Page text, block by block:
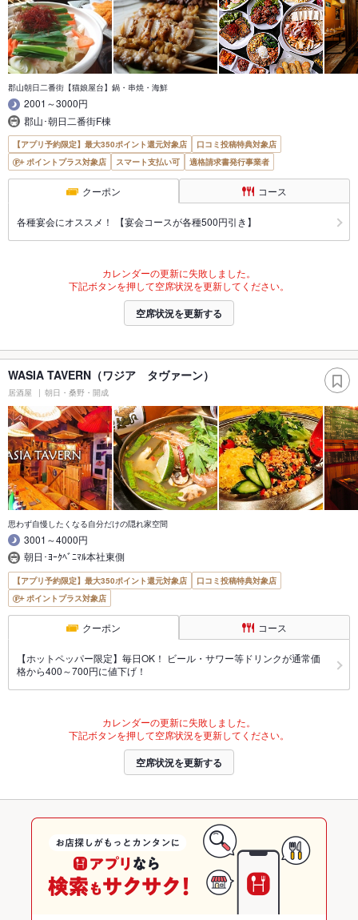
郡山朝日二番街【猫娘屋台】鍋・串焼・海鮮
2001～3000円
郡山･朝日二番街F棟
【アプリ予約限定】最大350ポイント還元対象店
口コミ投稿特典対象店
ポイントプラス対象店
スマート支払い可 適格請求書発行事業者
クーポン コース
各種宴会にオススメ！ 【宴会コースが各種500円引き】
カレンダーの更新に失敗しました。
下記ボタンを押して空席状況を更新してください。
空席状況を更新する
WASIA TAVERN（ワジア タヴァーン）
居酒屋 朝日・桑野・開成
思わず自慢したくなる自分だけの隠れ家空間
3001～4000円
朝日･ﾖｰｸﾍﾞﾆﾏﾙ本社東側
【アプリ予約限定】最大350ポイント還元対象店
口コミ投稿特典対象店
ポイントプラス対象店
クーポン コース
【ホットペッパー限定】毎日OK！ ビール・サワー等ドリンクが通常価
格から400～700円に値下げ！
カレンダーの更新に失敗しました。
下記ボタンを押して空席状況を更新してください。
空席状況を更新する